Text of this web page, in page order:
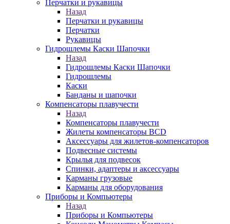
Перчатки и рукавицы
Назад
Перчатки и рукавицы
Перчатки
Рукавицы
Гидрошлемы Каски Шапочки
Назад
Гидрошлемы Каски Шапочки
Гидрошлемы
Каски
Банданы и шапочки
Компенсаторы плавучести
Назад
Компенсаторы плавучести
Жилеты компенсаторы BCD
Аксессуары для жилетов-компенсаторов
Подвесные системы
Крылья для подвесок
Спинки, адаптеры и аксессуары
Карманы грузовые
Карманы для оборудования
Приборы и Компьютеры
Назад
Приборы и Компьютеры